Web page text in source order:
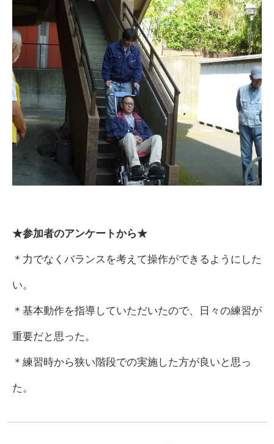
★参加者のアンケートから★
＊力でなくバランスを考えて操作ができるようにした
い。
＊基本動作を指導していただいたので、日々の練習が
重要だと思った。
＊練習時から狭い階段での実施した方が良いと思っ
た。